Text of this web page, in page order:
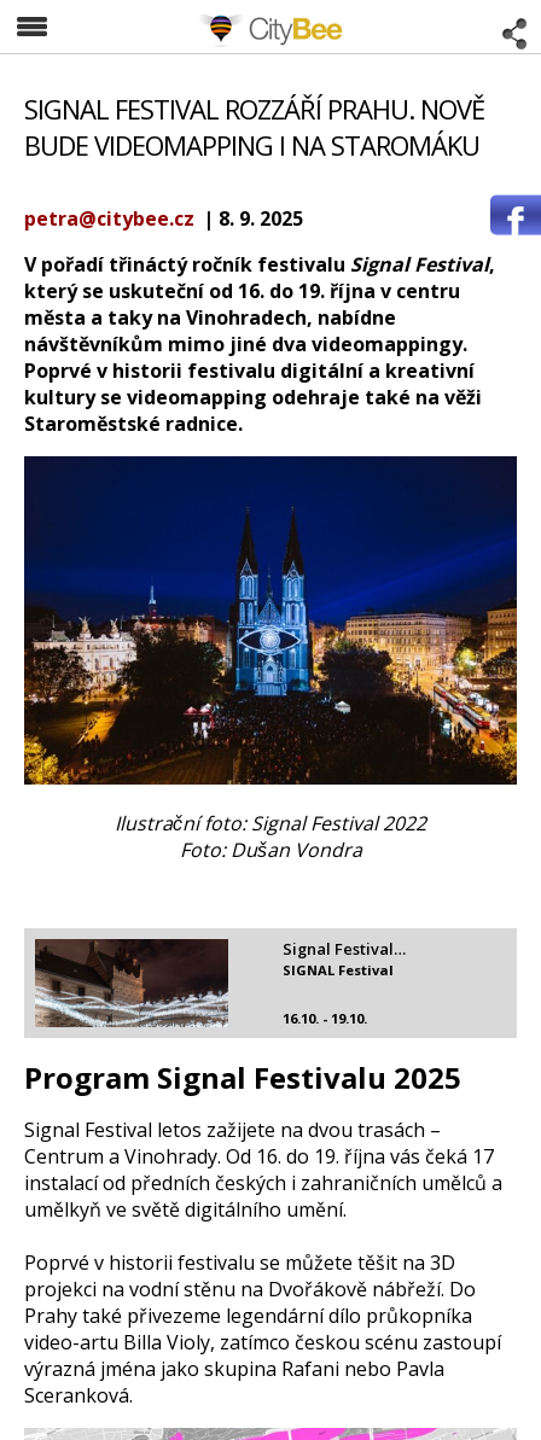
CityBee
SIGNAL FESTIVAL ROZZÁŘÍ PRAHU. NOVĚ
BUDE VIDEOMAPPING I NA STAROMÁKU
petra@citybee.cz | 8. 9. 2025
V pořadí třináctý ročník festivalu Signal Festival,
který se uskuteční od 16. do 19. října v centru
města a taky na Vinohradech, nabídne
návštěvníkům mimo jiné dva videomappingy.
Poprvé v historii festivalu digitální a kreativní
kultury se videomapping odehraje také na věži
Staroměstské radnice.
Ilustrační foto: Signal Festival 2022
Foto: Dušan Vondra
Signal Festival…
16.10. - 19.10.
SIGNAL Festival
Program Signal Festivalu 2025
Signal Festival letos zažijete na dvou trasách –
Centrum a Vinohrady. Od 16. do 19. října vás čeká 17
instalací od předních českých i zahraničních umělců a
umělkyň ve světě digitálního umění.
Poprvé v historii festivalu se můžete těšit na 3D
projekci na vodní stěnu na Dvořákově nábřeží. Do
Prahy také přivezeme legendární dílo průkopníka
video-artu Billa Violy, zatímco českou scénu zastoupí
výrazná jména jako skupina Rafani nebo Pavla
Sceranková.